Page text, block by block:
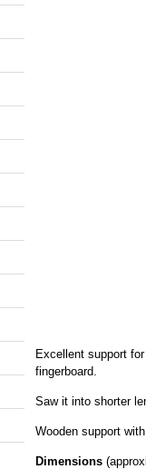
Excellent support
fingerboard.
Saw it into shorter
Wooden support
Dimensions